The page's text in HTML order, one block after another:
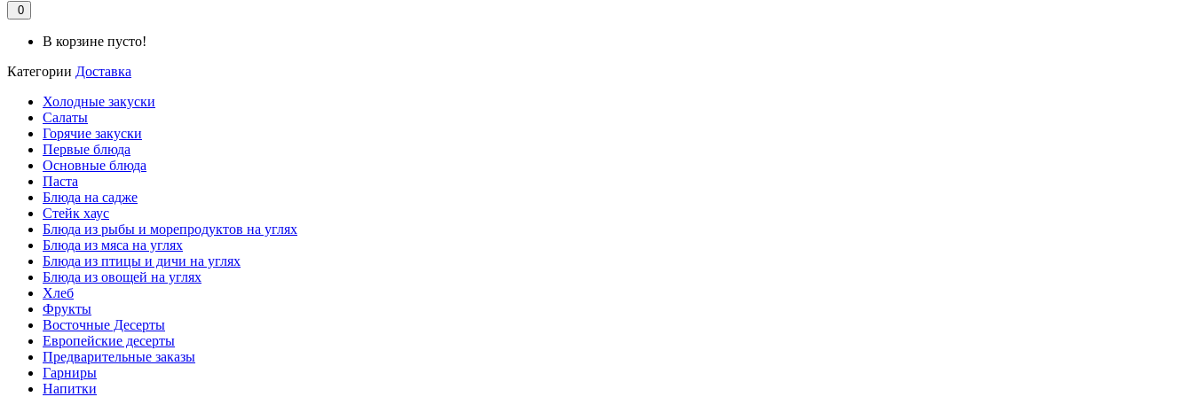
0
В корзине пусто!
Категории Доставка
Холодные закуски
Салаты
Горячие закуски
Первые блюда
Основные блюда
Паста
Блюда на садже
Стейк хаус
Блюда из рыбы и морепродуктов на углях
Блюда из мяса на углях
Блюда из птицы и дичи на углях
Блюда из овощей на углях
Хлеб
Фрукты
Восточные Десерты
Европейские десерты
Предварительные заказы
Гарниры
Напитки